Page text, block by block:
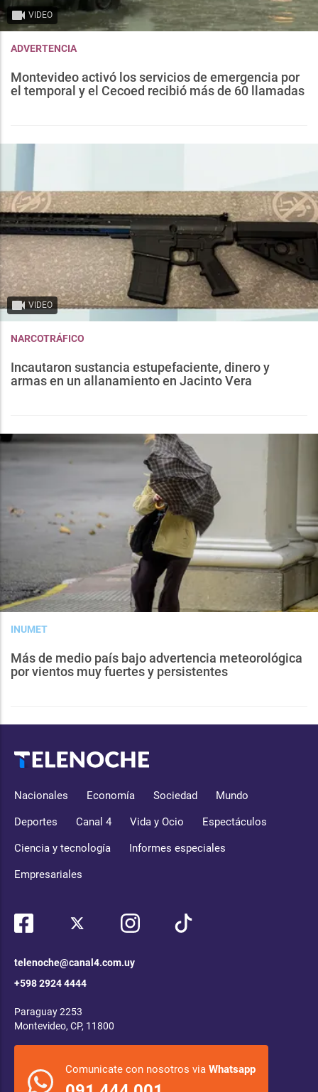
VIDEO
ADVERTENCIA
Montevideo activó los servicios de emergencia por
el temporal y el Cecoed recibió más de 60 llamadas
VIDEO
NARCOTRÁFICO
Incautaron sustancia estupefaciente, dinero y
armas en un allanamiento en Jacinto Vera
INUMET
Más de medio país bajo advertencia meteorológica
por vientos muy fuertes y persistentes
Nacionales Economía Sociedad Mundo
Deportes Canal 4 Vida y Ocio Espectáculos
Ciencia y tecnología Informes especiales
Empresariales
telenoche@canal4.com.uy
+598 2924 4444
Paraguay 2253
Montevideo, CP, 11800
Comunicate con nosotros via Whatsapp